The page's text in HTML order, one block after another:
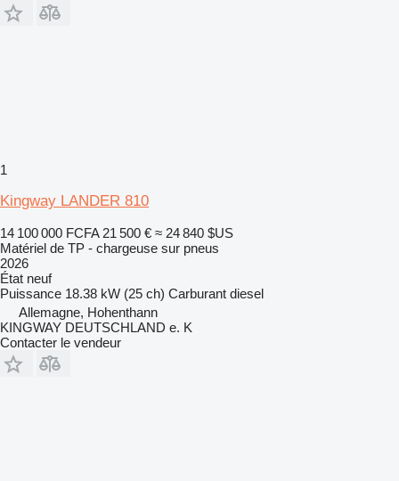
1
Kingway LANDER 810
14 100 000 FCFA 21 500 € ≈ 24 840 $US
Matériel de TP - chargeuse sur pneus
2026
État neuf
Puissance 18.38 kW (25 ch) Carburant diesel
Allemagne, Hohenthann
KINGWAY DEUTSCHLAND e. K
Contacter le vendeur